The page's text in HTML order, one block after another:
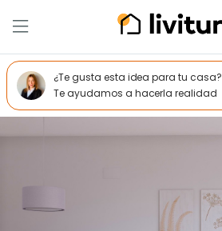
¿Te gusta esta idea para tu casa?
Te ayudamos a hacerla realidad